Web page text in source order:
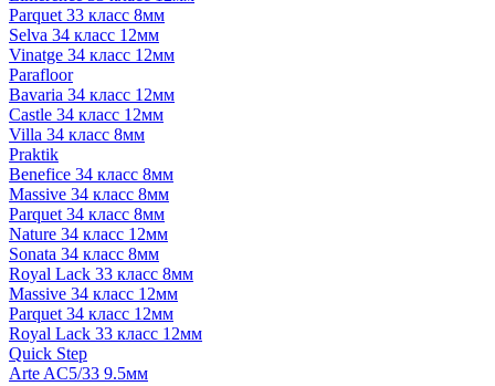
Parquet 33 класс 8мм
Selva 34 класс 12мм
Vinatge 34 класс 12мм
Parafloor
Bavaria 34 класс 12мм
Castle 34 класс 12мм
Villa 34 класс 8мм
Praktik
Benefice 34 класс 8мм
Massive 34 класс 8мм
Parquet 34 класс 8мм
Nature 34 класс 12мм
Sonata 34 класс 8мм
Royal Lack 33 класс 8мм
Massive 34 класс 12мм
Parquet 34 класс 12мм
Royal Lack 33 класс 12мм
Quick Step
Arte AC5/33 9.5мм